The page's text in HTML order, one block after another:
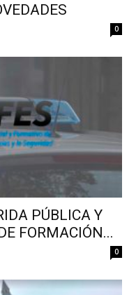
0
PÚBLICA Y
FORMACIÓN...
0